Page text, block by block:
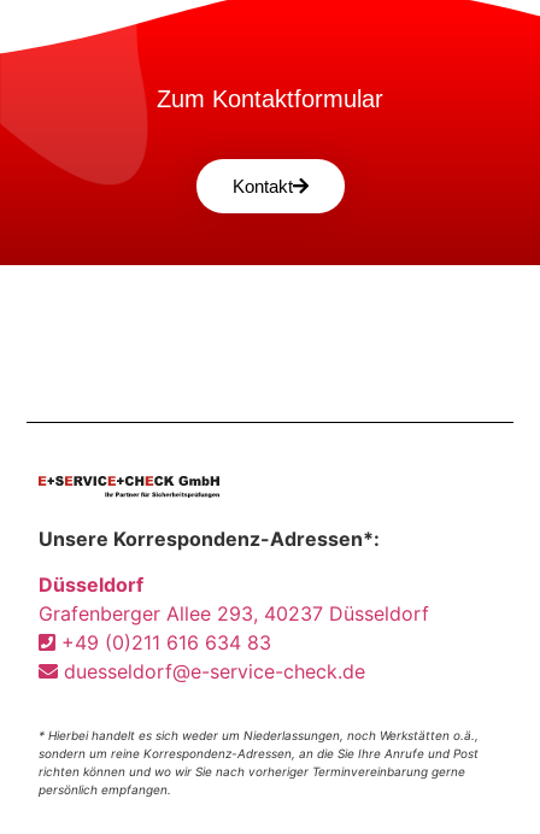
Zum Kontaktformular
Kontakt
Unsere Korrespondenz-Adressen*:
Düsseldorf
Grafenberger Allee 293, 40237 Düsseldorf
+49 (0)211 616 634 83
duesseldorf@e-service-check.de
* Hierbei handelt es sich weder um Niederlassungen, noch Werkstätten o.ä.,
sondern um reine Korrespondenz-Adressen, an die Sie Ihre Anrufe und Post
richten können und wo wir Sie nach vorheriger Terminvereinbarung gerne
persönlich empfangen.